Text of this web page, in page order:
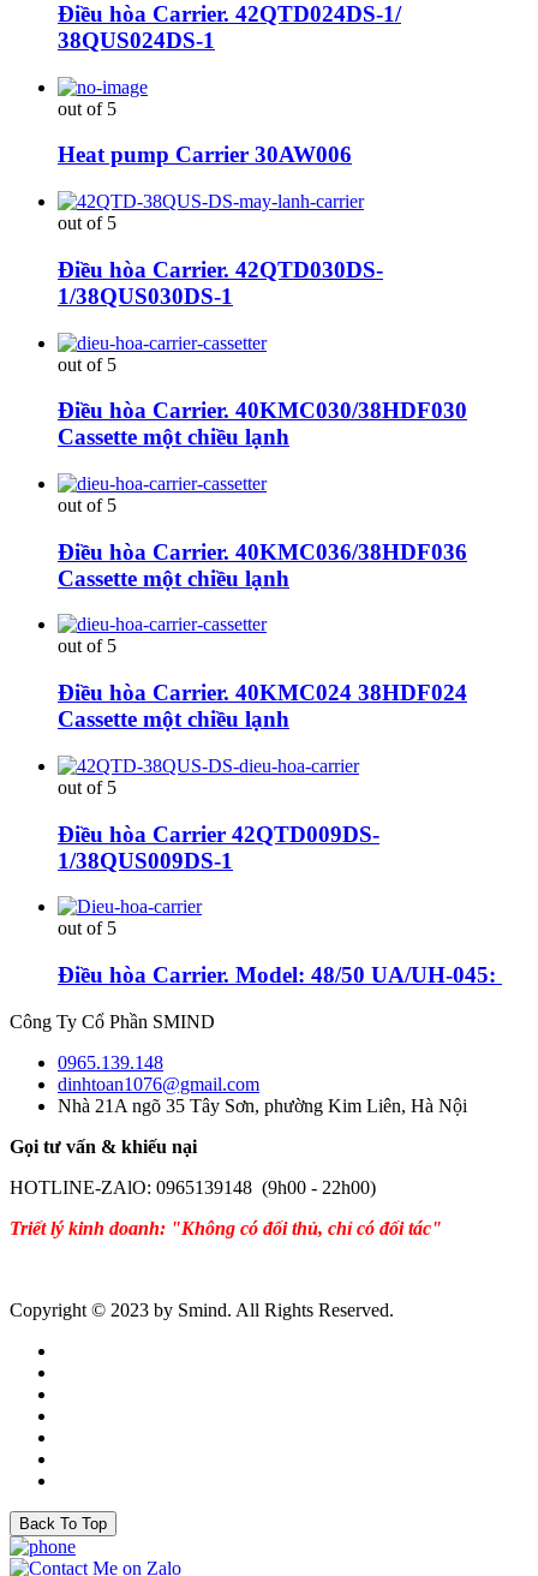
Điều hòa Carrier. 42QTD024DS-1/
38QUS024DS-1
out of 5
Heat pump Carrier 30AW006
out of 5
Điều hòa Carrier. 42QTD030DS-
1/38QUS030DS-1
out of 5
Điều hòa Carrier. 40KMC030/38HDF030
Cassette một chiều lạnh
out of 5
Điều hòa Carrier. 40KMC036/38HDF036
Cassette một chiều lạnh
out of 5
Điều hòa Carrier. 40KMC024 38HDF024
Cassette một chiều lạnh
out of 5
Điều hòa Carrier 42QTD009DS-
1/38QUS009DS-1
out of 5
Điều hòa Carrier. Model: 48/50 UA/UH-045:
Công Ty Cổ Phần SMIND
0965.139.148
dinhtoan1076@gmail.com
Nhà 21A ngõ 35 Tây Sơn, phường Kim Liên, Hà Nội
Gọi tư vấn & khiếu nại
HOTLINE-ZAlO: 0965139148 (9h00 - 22h00)
Triết lý kinh doanh: "Không có đối thủ, chỉ có đối tác"
Copyright © 2023 by Smind. All Rights Reserved.
Back To Top